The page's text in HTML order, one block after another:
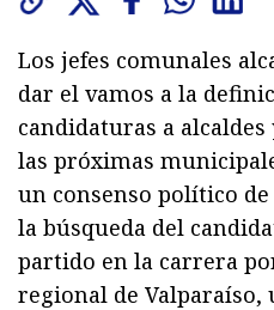
Los jefes comunales
dar el vamos a la
candidaturas a alcaldes
las próximas
un consenso político
la búsqueda del
partido en la carrera
regional de Valparaíso,